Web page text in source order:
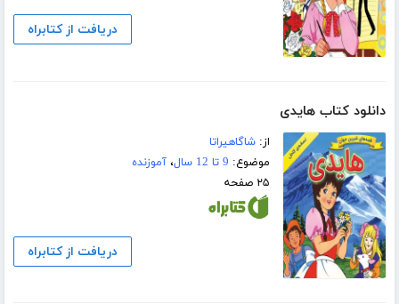
دریافت از کتابراه
دانلود کتاب هایدی
از:شاگاهیراتا
موضوع: 9 تا 12 سال ،آموزنده
۲۵ صفحه
دریافت از کتابراه